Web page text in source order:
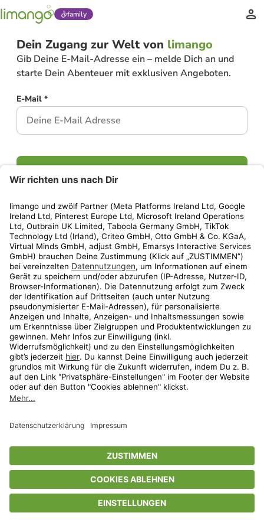
family
Dein Zugang zur Welt von limango
Gib Deine E-Mail-Adresse ein – melde Dich an und
starte Dein Abenteuer mit exklusiven Angeboten.
E-Mail *
Weiter
Privatsphäre-EinstellungenAGBDatenschutzCompliance
GeschenkgutscheinbedingungenImpressumHelp Center